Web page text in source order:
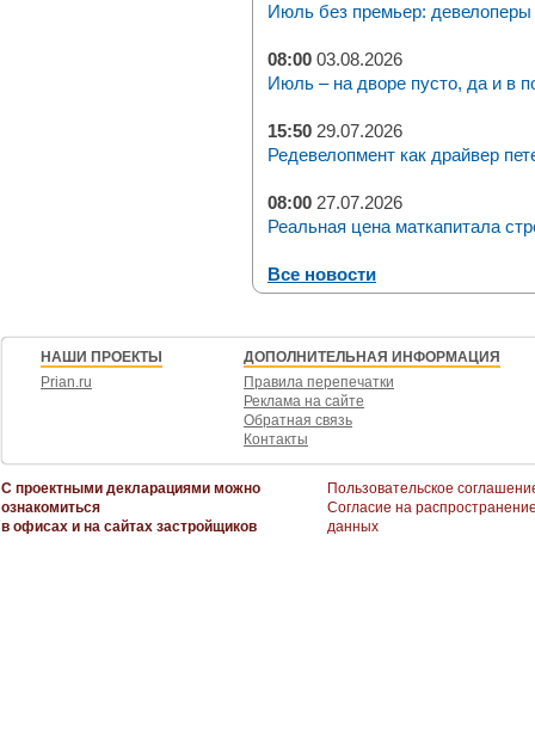
Июль без премьер: девелоперы
08:00 03.08.2026
Июль – на дворе пусто, да и в
15:50 29.07.2026
Редевелопмент как драйвер
08:00 27.07.2026
Реальная цена маткапитала
Все новости
НАШИ ПРОЕКТЫ
Prian.ru
ДОПОЛНИТЕЛЬНАЯ ИНФОРМАЦИЯ
Правила перепечатки
Реклама на сайте
Обратная связь
Контакты
С проектными декларациями можно
ознакомиться
в офисах и на сайтах застройщиков
Пользовательское
Согласие на
данных